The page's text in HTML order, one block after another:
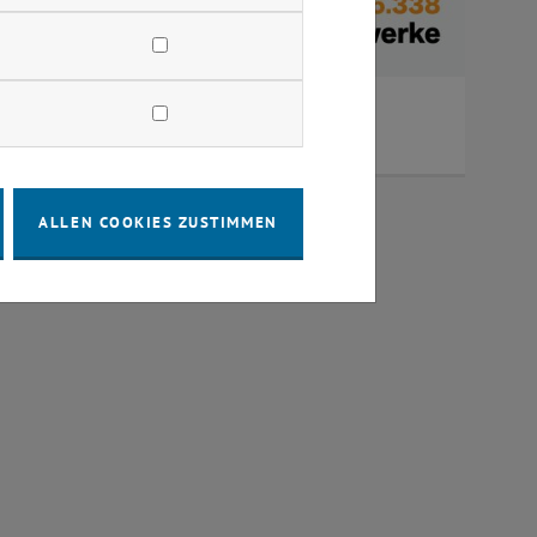
PA, 6.0h, 6.0EC - [M2/M3]
ALLEN COOKIES ZUSTIMMEN